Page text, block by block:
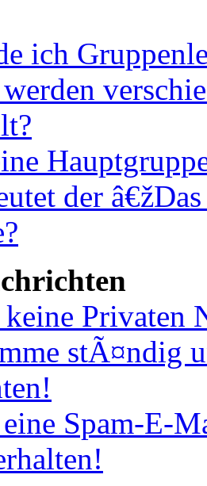
ich
der
Privaten
stÃ¤ndig
Spam-E-